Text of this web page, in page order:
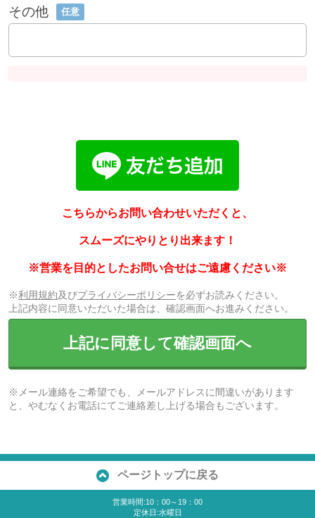
その他 任意
こちらからお問い合わせいただくと、
スムーズにやりとり出来ます！
※営業を目的としたお問い合せはご遠慮ください※
※利用規約及びプライバシーポリシーを必ずお読みください。
上記内容に同意いただいた場合は、確認画面へお進みください。
上記に同意して確認画面へ
※メール連絡をご希望でも、メールアドレスに間違いがあります
と、やむなくお電話にてご連絡差し上げる場合もございます。
ページトップに戻る
営業時間:10：00～19：00
定休日:水曜日